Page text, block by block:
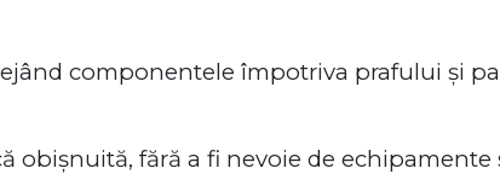
componentele împotriva prafului și
obișnuită, fără a fi nevoie de